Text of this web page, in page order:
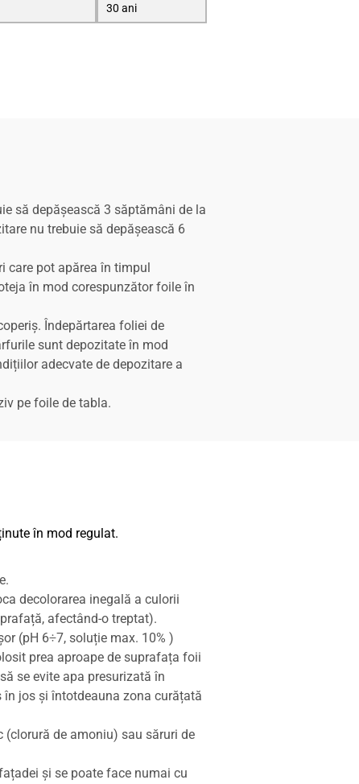
30 ani
să depășească 3 săptămâni de la
nu trebuie să depășească 6
care pot apărea în timpul
în mod corespunzător foile în
Îndepărtarea foliei de
sunt depozitate în mod
adecvate de depozitare a
pe foile de tabla.
în mod regulat.
decolorarea inegală a culorii
afectând-o treptat).
(pH 6÷7, soluție max. 10% )
prea aproape de suprafața foii
se evite apa presurizată în
în jos și întotdeauna zona curățată
de amoniu) sau săruri de
și se poate face numai cu